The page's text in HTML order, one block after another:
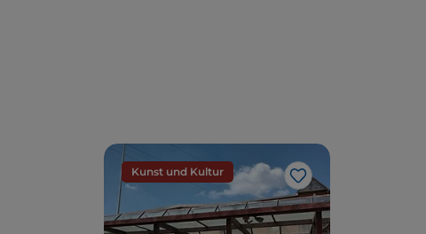
Kunst und Kultur
Like